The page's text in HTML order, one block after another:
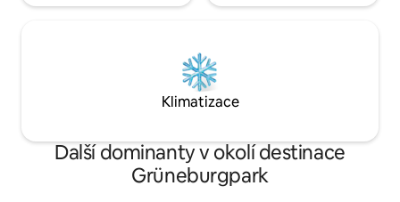
Klimatizace
Další dominanty v okolí destinace
Grüneburgpark